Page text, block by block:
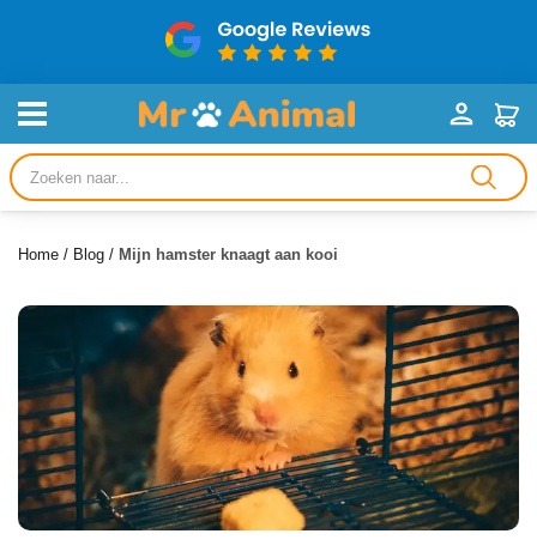
Producten
zoeken
Home / Blog / Mijn hamster knaagt aan kooi